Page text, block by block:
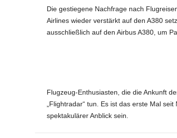
Die gestiegene Nachfrage nach
Airlines wieder verstärkt auf den A380
ausschließlich auf den Airbus A380, um
Flugzeug-Enthusiasten, die die Ankunft
„Flightradar“ tun. Es ist das erste Mal
spektakulärer Anblick sein.